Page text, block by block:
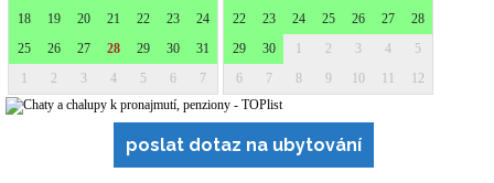
poslat dotaz na ubytování